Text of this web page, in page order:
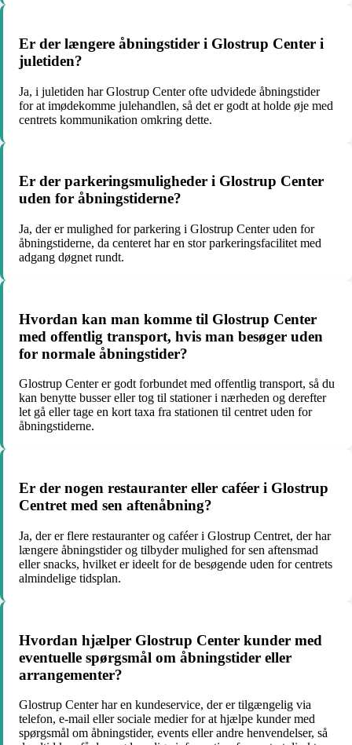
Er der længere åbningstider i Glostrup Center i
juletiden?
Ja, i juletiden har Glostrup Center ofte udvidede åbningstider
for at imødekomme julehandlen, så det er godt at holde øje med
centrets kommunikation omkring dette.
Er der parkeringsmuligheder i Glostrup Center
uden for åbningstiderne?
Ja, der er mulighed for parkering i Glostrup Center uden for
åbningstiderne, da centeret har en stor parkeringsfacilitet med
adgang døgnet rundt.
Hvordan kan man komme til Glostrup Center
med offentlig transport, hvis man besøger uden
for normale åbningstider?
Glostrup Center er godt forbundet med offentlig transport, så du
kan benytte busser eller tog til stationer i nærheden og derefter
let gå eller tage en kort taxa fra stationen til centret uden for
åbningstiderne.
Er der nogen restauranter eller caféer i Glostrup
Centret med sen aftenåbning?
Ja, der er flere restauranter og caféer i Glostrup Centret, der har
længere åbningstider og tilbyder mulighed for sen aftensmad
eller snacks, hvilket er ideelt for de besøgende uden for centrets
almindelige tidsplan.
Hvordan hjælper Glostrup Center kunder med
eventuelle spørgsmål om åbningstider eller
arrangementer?
Glostrup Center har en kundeservice, der er tilgængelig via
telefon, e-mail eller sociale medier for at hjælpe kunder med
spørgsmål om åbningstider, events eller andre henvendelser, så